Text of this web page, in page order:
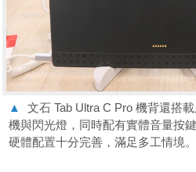
▲
文石 Tab Ultra C Pro 機背還搭
機與閃光燈，同時配有實體音量按
硬體配置十分完善，滿足多工情境。